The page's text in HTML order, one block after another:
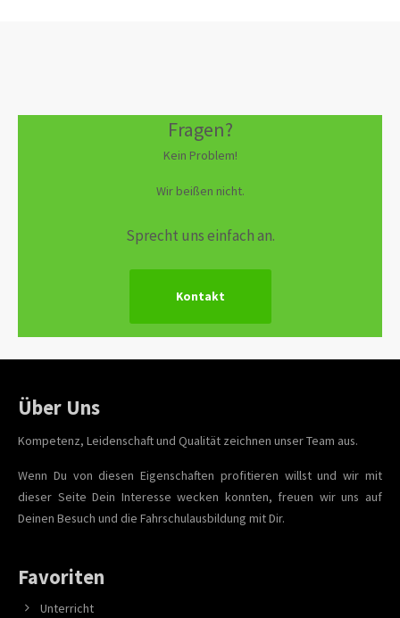
Fragen?
Kein Problem!
Wir beißen nicht.
Sprecht uns einfach an.
Kontakt
Über Uns
Kompetenz, Leidenschaft und Qualität zeichnen unser Team aus.
Wenn Du von diesen Eigenschaften profitieren willst und wir mit
dieser Seite Dein Interesse wecken konnten, freuen wir uns auf
Deinen Besuch und die Fahrschulausbildung mit Dir.
Favoriten
Unterricht